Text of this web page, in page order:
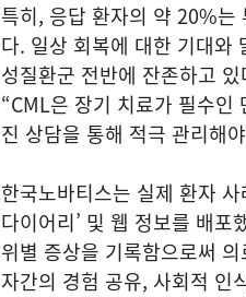
특히, 응답 환자의 약 20%는
다. 일상 회복에 대한 기대와
성질환군 전반에 잔존하고
“CML은 장기 치료가 필수인
진 상담을 통해 적극 관리해
한국노바티스는 실제 환자
다이어리’ 및 웹 정보를 배
위별 증상을 기록함으로써
자간의 경험 공유, 사회적 인